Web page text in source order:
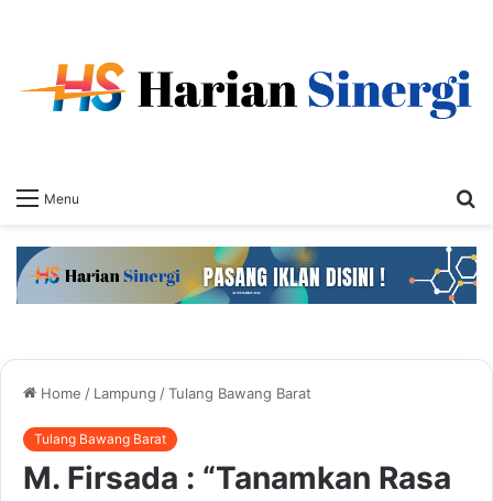
Menu
Home / Lampung /Tulang Bawang Barat
Tulang Bawang Barat
M. Firsada : “Tanamkan Rasa